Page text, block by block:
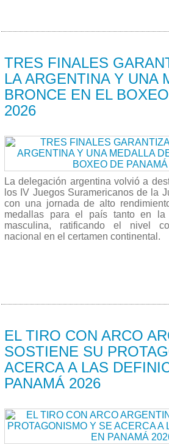
TRES FINALES
LA ARGENTINA Y UNA
BRONCE EN EL
2026
La delegación argentina volvió a
los IV Juegos Suramericanos de la
con una jornada de alto
medallas para el país tanto en la
masculina, ratificando el nivel
nacional en el certamen continental.
EL TIRO CON ARCO
SOSTIENE SU
ACERCA A LAS
PANAMÁ 2026